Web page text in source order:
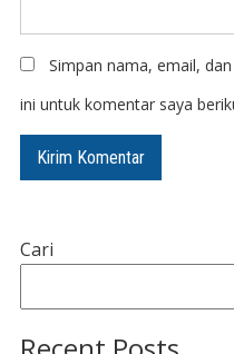
Cari
Simpan nama, email,
ini untuk komentar saya